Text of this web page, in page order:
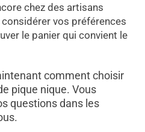
chez des artisans
considérer vos préférences
le panier qui convient le
comment choisir
pique nique. Vous
questions dans les